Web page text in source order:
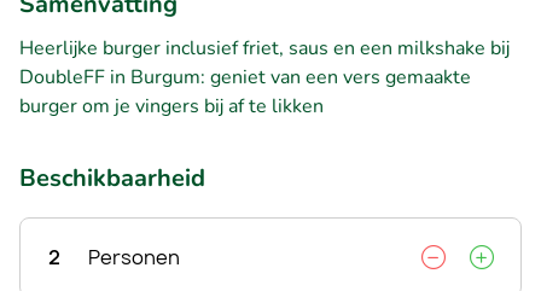
Heerlijke burger inclusief friet, saus en een milkshake bij
DoubleFF in Burgum: geniet van een vers gemaakte
burger om je vingers bij af te likken
Beschikbaarheid
2 Personen